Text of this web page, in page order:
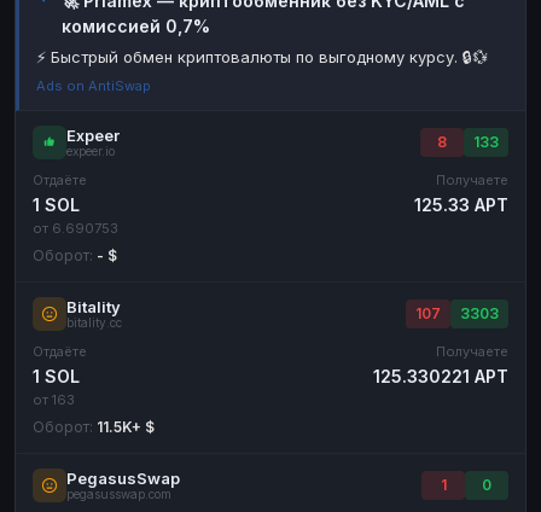
Наличные
Наличные Наличные
комиссией 0,7%
⚡ Быстрый обмен криптовалюты по выгодному курсу. 🔒💱
Ads on AntiSwap
Expeer
expeer.io
8 133
Отдаёте
1 SOL
от 6.690753
Получаете
125.33 APT
Оборот: - $
Bitality
bitality.cc
107 3303
Отдаёте
1 SOL
от 163
Получаете
125.330221 APT
Оборот: 11.5K+ $
PegasusSwap
pegasusswap.com
1 0